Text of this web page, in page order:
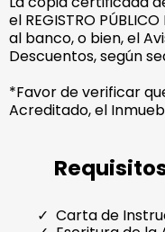
el REGISTRO
al banco, o bien, el
Descuentos, según
*Favor de verificar
Acreditado, el
Carta de